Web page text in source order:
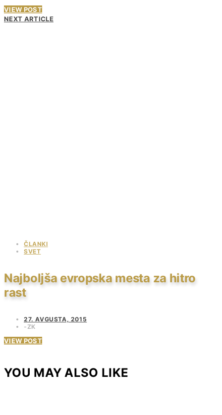
VIEW POST
NEXT ARTICLE
ČLANKI
SVET
Najboljša evropska mesta za hitro
rast
27. AVGUSTA, 2015
ZK
VIEW POST
YOU MAY ALSO LIKE